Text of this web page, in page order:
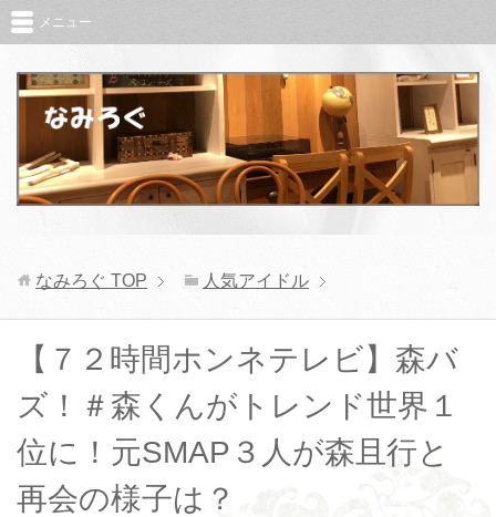
メニュー
なみろぐ TOP 人気アイドル
【７２時間ホンネテレビ】森バ
ズ！＃森くんがトレンド世界１
位に！元SMAP３人が森且行と
再会の様子は？